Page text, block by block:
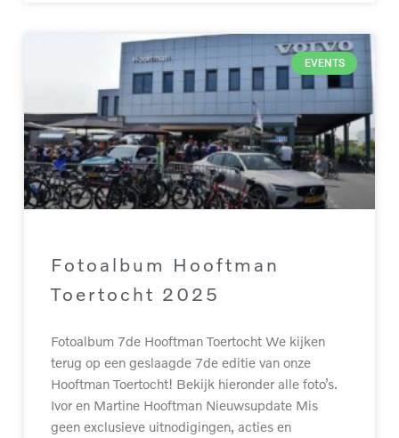
EVENTS
Fotoalbum Hooftman
Toertocht 2025
Fotoalbum 7de Hooftman Toertocht We kijken
terug op een geslaagde 7de editie van onze
Hooftman Toertocht! Bekijk hieronder alle foto’s.
Ivor en Martine Hooftman Nieuwsupdate Mis
geen exclusieve uitnodigingen, acties en